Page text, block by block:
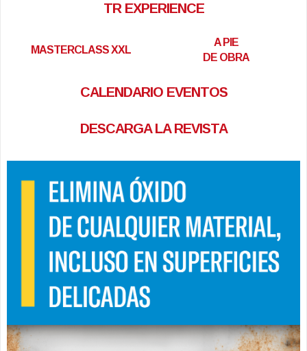
TR EXPERIENCE
MASTERCLASS XXL
A PIE
DE OBRA
CALENDARIO EVENTOS
DESCARGA LA REVISTA